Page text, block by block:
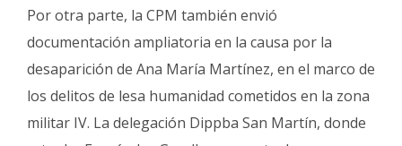
Por otra parte, la CPM también envió
documentación ampliatoria en la causa por la
desaparición de Ana María Martínez, en el marco de
los delitos de lesa humanidad cometidos en la zona
militar IV. La delegación Dippba San Martín, donde